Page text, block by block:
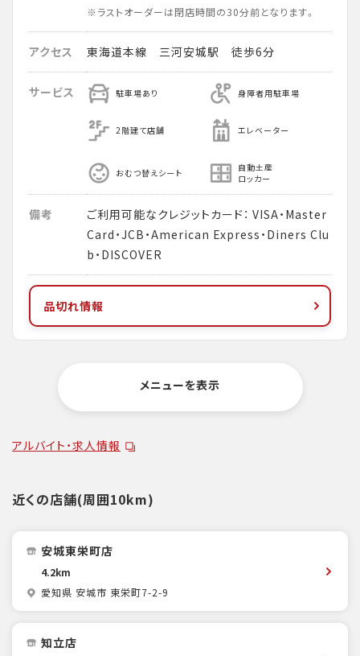
※ラストオーダーは閉店時間の30分前となります。
アクセス 東海道本線 三河安城駅 徒歩6分
サービス 駐車場あり 身障者用駐車場
2階建て店舗 エレベーター
おむつ替えシート
自動土産
ロッカー
備考
ご利用可能なクレジットカード： VISA・Master
Card・JCB・American Express・Diners Clu
b・DISCOVER
品切れ情報
メニューを表示
アルバイト・求人情報
近くの店舗(周囲10km)
安城東栄町店
4.2km
愛知県 安城市 東栄町7-2-9
知立店